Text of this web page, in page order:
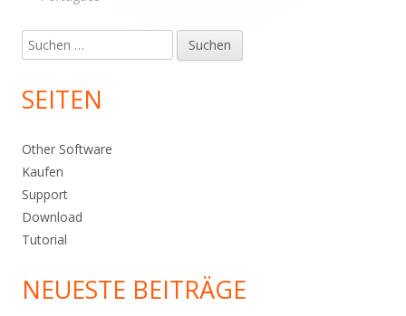
Suche
nach:
SEITEN
Other Software
Kaufen
Support
Download
Tutorial
NEUESTE BEITRÄGE